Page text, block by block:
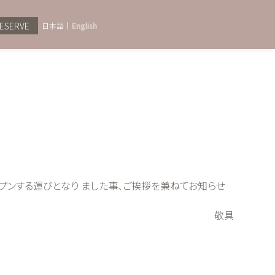
日本語 English
する運びとなり ました事、ご挨拶を兼ねてお知らせ
敬具